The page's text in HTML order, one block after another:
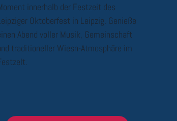
innerhalb der Festzeit des
Oktoberfest in Leipzig. Genieße
Abend voller Musik, Gemeinschaft
traditioneller Wiesn-Atmosphäre im